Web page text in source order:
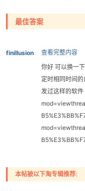
最佳答案
finillusion
查看完整内容
你好 可以换一
定时相同时间
发过这样的软
本帖被以下淘专辑推荐: